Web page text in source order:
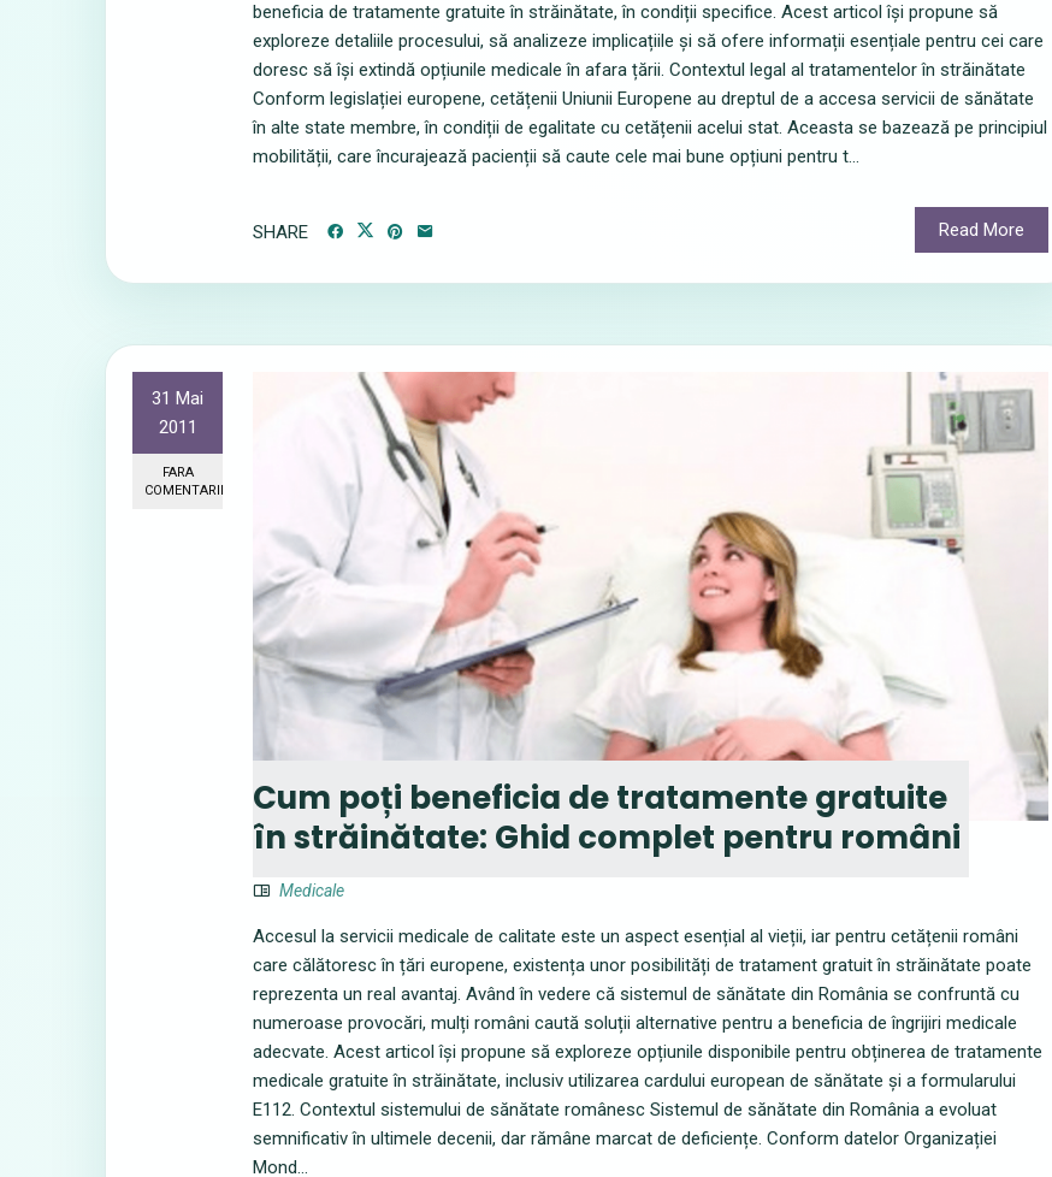
beneficia de tratamente gratuite în străinătate, în condiții specifice. Acest articol își propune să
exploreze detaliile procesului, să analizeze implicațiile și să ofere informații esențiale pentru cei care
doresc să își extindă opțiunile medicale în afara țării. Contextul legal al tratamentelor în străinătate
Conform legislației europene, cetățenii Uniunii Europene au dreptul de a accesa servicii de sănătate
în alte state membre, în condiții de egalitate cu cetățenii acelui stat. Aceasta se bazează pe principiul
mobilității, care încurajează pacienții să caute cele mai bune opțiuni pentru t...
Read More
SHARE
31 Mai
2011
FARA
COMENTARII
Cum poți beneficia de tratamente gratuite
în străinătate: Ghid complet pentru români
Medicale
Accesul la servicii medicale de calitate este un aspect esențial al vieții, iar pentru cetățenii români
care călătoresc în țări europene, existența unor posibilități de tratament gratuit în străinătate poate
reprezenta un real avantaj. Având în vedere că sistemul de sănătate din România se confruntă cu
numeroase provocări, mulți români caută soluții alternative pentru a beneficia de îngrijiri medicale
adecvate. Acest articol își propune să exploreze opțiunile disponibile pentru obținerea de tratamente
medicale gratuite în străinătate, inclusiv utilizarea cardului european de sănătate și a formularului
E112. Contextul sistemului de sănătate românesc Sistemul de sănătate din România a evoluat
semnificativ în ultimele decenii, dar rămâne marcat de deficiențe. Conform datelor Organizației
Mond...